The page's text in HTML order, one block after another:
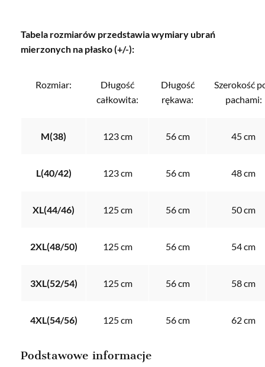
Tabela rozmiarów przedstawia wymiary ubrań
mierzonych na płasko (+/-):
Rozmiar:
Długość
całkowita:
Długość
rękawa:
Szerokość
pachami:
M(38) 123 cm 56 cm 45 cm
L(40/42) 123 cm 56 cm 48 cm
XL(44/46) 125 cm 56 cm 50 cm
2XL(48/50) 125 cm 56 cm 54 cm
3XL(52/54) 125 cm 56 cm 58 cm
4XL(54/56) 125 cm 56 cm 62 cm
Podstawowe informacje